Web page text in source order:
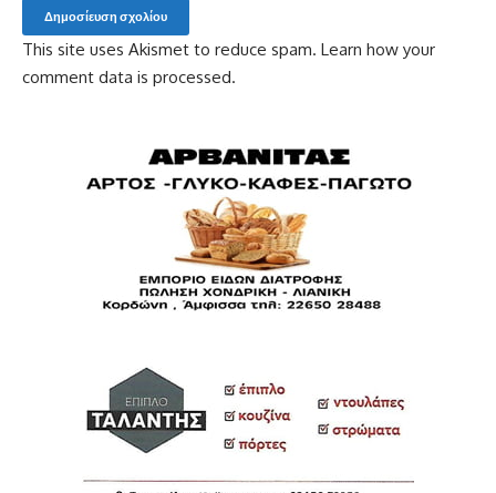
This site uses Akismet to reduce spam. Learn how your
comment data is processed.